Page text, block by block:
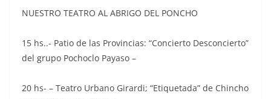
NUESTRO TEATRO AL ABRIGO DEL PONCHO
15 hs..- Patio de las Provincias: “Concierto Desconcierto”
del grupo Pochoclo Payaso –
20 hs- – Teatro Urbano Girardi; “Etiquetada” de Chincho